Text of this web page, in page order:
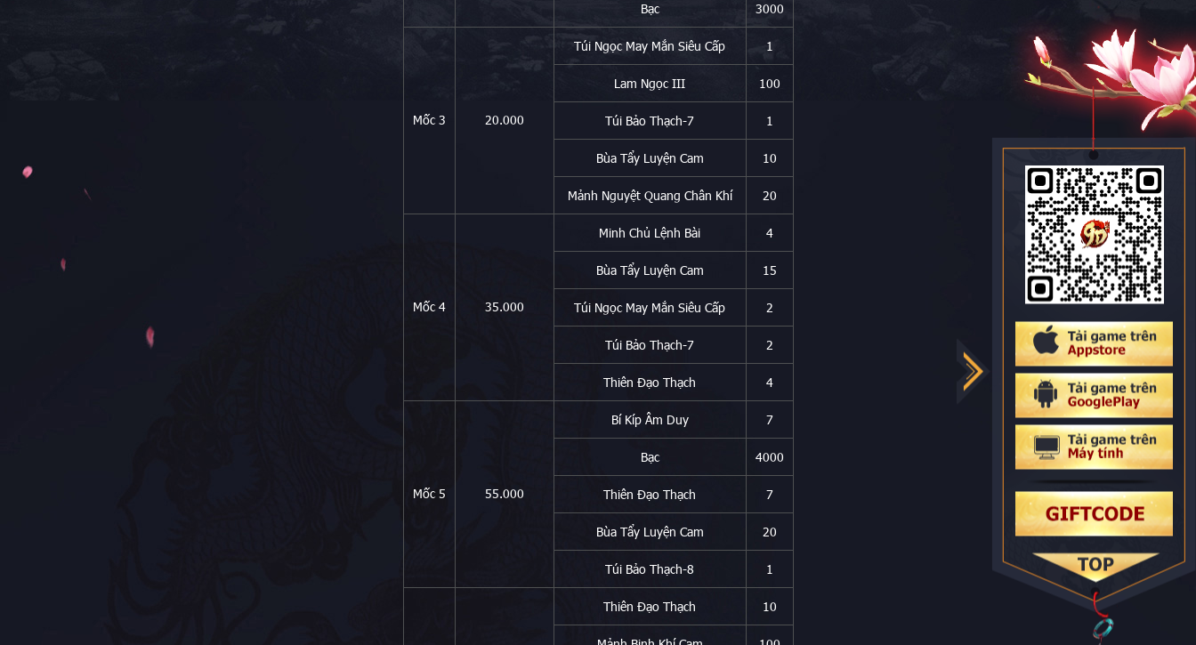
Bạc 3000
Mốc 3 20.000
Túi Ngọc May Mắn Siêu Cấp 1
Lam Ngọc III 100
Túi Bảo Thạch-7 1
Bùa Tẩy Luyện Cam 10
Mảnh Nguyệt Quang Chân Khí 20
Mốc 4 35.000
Minh Chủ Lệnh Bài 4
Bùa Tẩy Luyện Cam 15
Túi Ngọc May Mắn Siêu Cấp 2
Túi Bảo Thạch-7 2
Thiên Đạo Thạch 4
Mốc 5 55.000
Bí Kíp Âm Duy 7
Bạc 4000
Thiên Đạo Thạch 7
Bùa Tẩy Luyện Cam 20
Túi Bảo Thạch-8 1
Thiên Đạo Thạch 10